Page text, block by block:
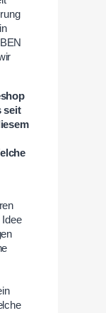
seit
Idee